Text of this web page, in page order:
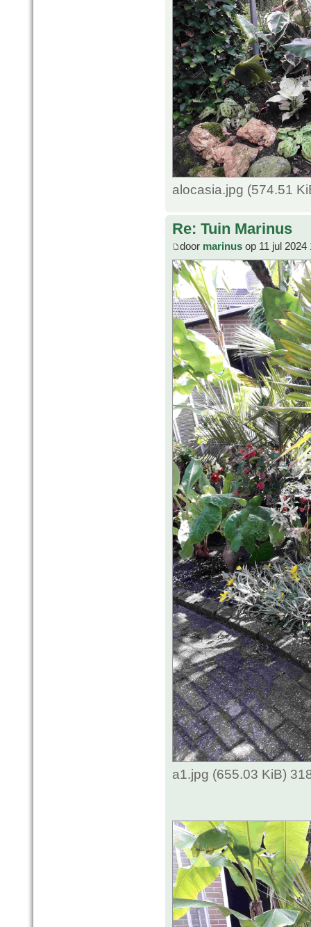
alocasia.jpg (574.51
Re: Tuin Marinus
door marinus op 11 jul 2024
a1.jpg (655.03 KiB)